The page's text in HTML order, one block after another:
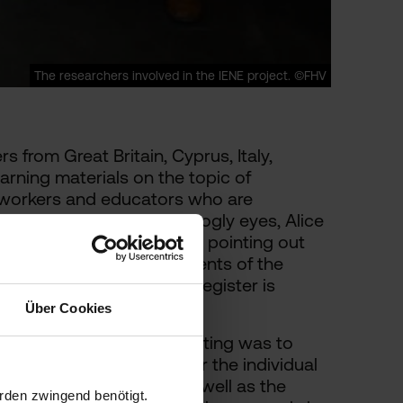
Über Cookies
zwingend benötigt.
The researchers involved in the IENE project. ©FHV
from Great Britain, Cyprus, Italy,
materials on the topic of
and educators who are
the seal with the googly eyes, Alice
down prejudices and pointing out
will be available to students of the
the opportunity to pre-register is
two-day project meeting was to
were produced for the individual
in the project as well as the